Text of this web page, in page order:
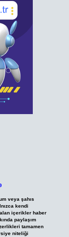
veya şahıs
kendi
alan içerikler haber
paylaşım
tamamen
niteliği